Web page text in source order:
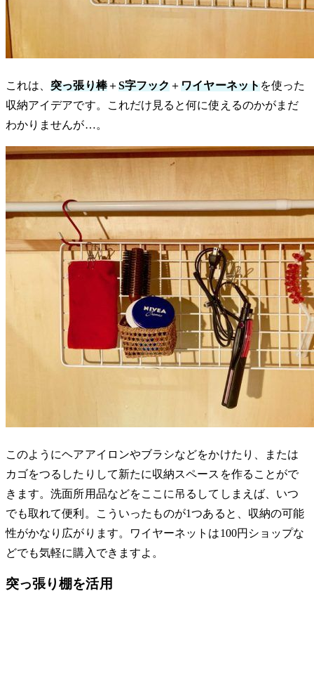
これは、突っ張り棒＋S字フック＋ワイヤーネットを使った
収納アイデアです。これだけ見ると何に使えるのかがまだ
わかりませんが…。
このようにヘアアイロンやブラシなどをかけたり、または
カゴをつるしたりして新たに収納スペースを作ることがで
きます。洗面所用品などをここに吊るしてしまえば、いつ
でも取れて便利。こういったものが1つあると、収納の可能
性がかなり広がります。ワイヤーネットは100円ショップな
どでも気軽に購入できますよ。
突っ張り棚を活用